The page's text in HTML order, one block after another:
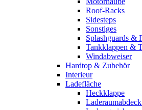
Roof-Racks
Sidesteps
Sonstiges
Splashguards &
Tankklappen &
Windabweiser
Hardtop & Zubehör
Interieur
Ladefläche
Heckklappe